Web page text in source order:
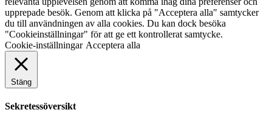
upprepade besök. Genom att klicka på "Acceptera alla" samtycker
du till användningen av alla cookies. Du kan dock besöka
"Cookieinställningar" för att ge ett kontrollerat samtycke.
Cookie-inställningar Acceptera alla
Stäng
Sekretessöversikt